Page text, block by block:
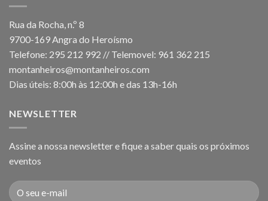
Rua da Rocha, n.º 8
9700-169 Angra do Heroísmo
Telefone: 295 212 992 // Telemovel: 961 362 215
montanheiros@montanheiros.com
Dias úteis: 8:00h às 12:00h e das 13h-16h
NEWSLETTER
Assine a nossa newsletter e fique a saber quais os próximos
eventos